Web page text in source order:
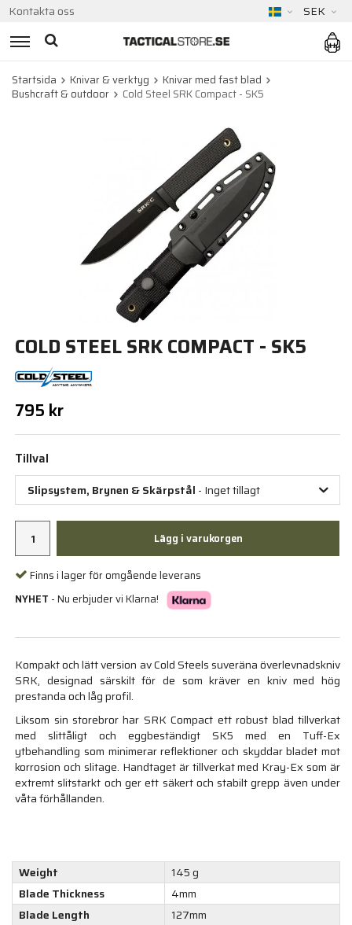
Kontakta oss SEK
Startsida Knivar & verktyg
Knivar med fast blad
Bushcraft & outdoor
Cold Steel SRK Compact - SK5
COLD STEEL SRK COMPACT - SK5
795 kr
Tillval
Slipsystem, Brynen & Skärpstål - Inget tillagt
Lägg i varukorgen
Finns i lager för omgående leverans
NYHET - Nu erbjuder vi Klarna!
Kompakt och lätt version av Cold Steels suveräna överlevnadskniv
SRK, designad särskilt för de som kräver en kniv med hög
prestanda och låg profil.
Liksom sin storebror har SRK Compact ett robust blad tillverkat
med slittåligt och eggbeständigt SK5 med en Tuff-Ex
ytbehandling som minimerar reflektioner och skyddar bladet mot
korrosion och slitage. Handtaget är tillverkat med Kray-Ex som är
extremt slitstarkt och ger ett säkert och stabilt grepp även under
våta förhållanden.
Weight
145 g
Blade Thickness
4mm
Blade Length
127mm